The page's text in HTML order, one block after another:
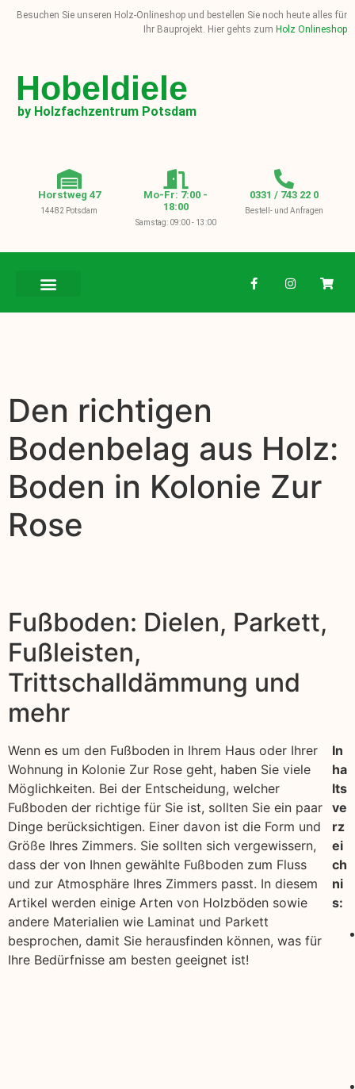
Besuchen Sie unseren Holz-Onlineshop und bestellen Sie noch heute alles für
Ihr Bauprojekt. Hier gehts zum Holz Onlineshop
Hobeldiele
by Holzfachzentrum Potsdam
Horstweg 47
14482 Potsdam
Mo-Fr: 7:00 -
18:00
Samstag: 09:00 - 13:00
0331 / 743 22 0
Bestell- und Anfragen
Den richtigen
Bodenbelag aus Holz:
Boden in Kolonie Zur
Rose
Fußboden: Dielen, Parkett,
Fußleisten,
Trittschalldämmung und
mehr
Wenn es um den Fußboden in Ihrem Haus oder Ihrer
Wohnung in Kolonie Zur Rose geht, haben Sie viele
Möglichkeiten. Bei der Entscheidung, welcher
Fußboden der richtige für Sie ist, sollten Sie ein paar
Dinge berücksichtigen. Einer davon ist die Form und
Größe Ihres Zimmers. Sie sollten sich vergewissern,
dass der von Ihnen gewählte Fußboden zum Fluss
und zur Atmosphäre Ihres Zimmers passt. In diesem
Artikel werden einige Arten von Holzböden sowie
andere Materialien wie Laminat und Parkett
besprochen, damit Sie herausfinden können, was für
Ihre Bedürfnisse am besten geeignet ist!
In
ha
lts
ve
rz
ei
ch
ni
s: